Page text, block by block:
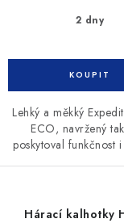
2 dny
Lehký a měkký
ECO, navržený
poskytoval funkčnost
Hárací kalhotky